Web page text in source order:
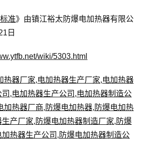
准》由镇江裕太防爆电加热器有限公
日
wiki/5303.html
热器厂家,电加热器生产厂家,电加热器
,电加热器生产公司 ,电加热器制造公
加热器厂商, 防爆电加热器, 防爆电加热
生产厂家, 防爆电加热器制造厂家, 防爆
加热器生产公司 , 防爆电加热器制造公